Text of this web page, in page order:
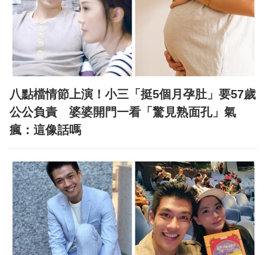
八點檔情節上演！小三「挺5個月孕肚」要57歲
公公負責 婆婆開門一看「驚見熟面孔」氣
瘋：這像話嗎